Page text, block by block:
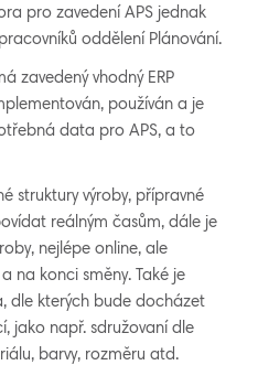
pro zavedení APS jednak
oddělení Plánování.
zavedený vhodný ERP
používán a je
data pro APS, a to
struktury výroby, přípravné
reálným časům, dále je
nejlépe online, ale
na konci směny. Také je
dle kterých bude docházet
jako např. sdružovaní dle
barvy, rozměru atd.